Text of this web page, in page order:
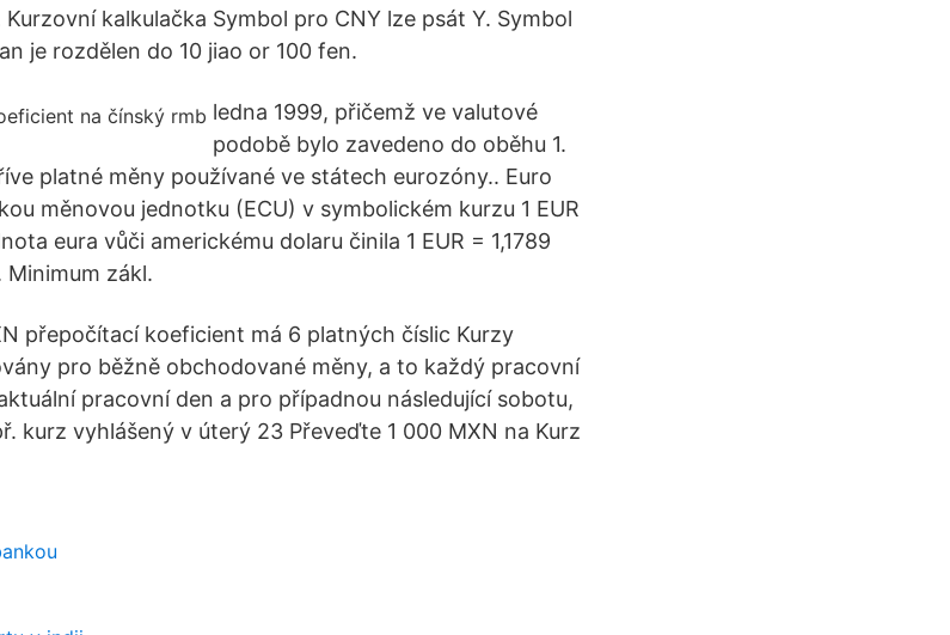
kalkulačka Symbol pro CNY lze psát Y. Symbol
je rozdělen do 10 jiao or 100 fen.
ledna 1999, přičemž ve valutové
podobě bylo zavedeno do oběhu 1.
platné měny používané ve státech eurozóny.. Euro
měnovou jednotku (ECU) v symbolickém kurzu 1 EUR
eura vůči americkému dolaru činila 1 EUR = 1,1789
Minimum zákl.
přepočítací koeficient má 6 platných číslic Kurzy
pro běžně obchodované měny, a to každý pracovní
pracovní den a pro případnou následující sobotu,
kurz vyhlášený v úterý 23 Převeďte 1 000 MXN na Kurz